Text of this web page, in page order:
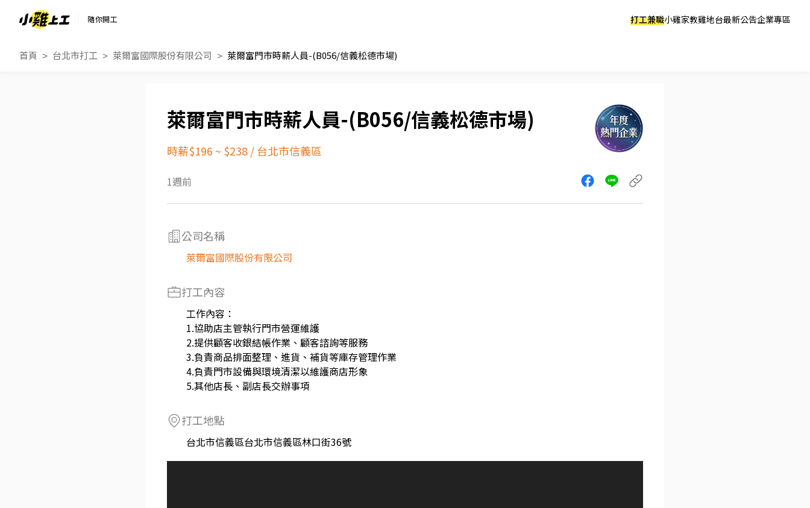
隨你開工 打工兼職小雞家教雞地台最新公告企業專區
首頁 台北市打工 萊爾富國際股份有限公司 萊爾富門市時薪人員-(B056/信義松德市場)
萊爾富門市時薪人員-(B056/信義松德市場)
時薪$196 ~ $238/ 台北市信義區
1週前
公司名稱
萊爾富國際股份有限公司
打工內容
工作內容：
1.協助店主管執行門市營運維護
2.提供顧客收銀結帳作業、顧客諮詢等服務
3.負責商品排面整理、進貨、補貨等庫存管理作業
4.負責門市設備與環境清潔以維護商店形象
5.其他店長、副店長交辦事項
打工地點
台北市信義區台北市信義區林口街36號